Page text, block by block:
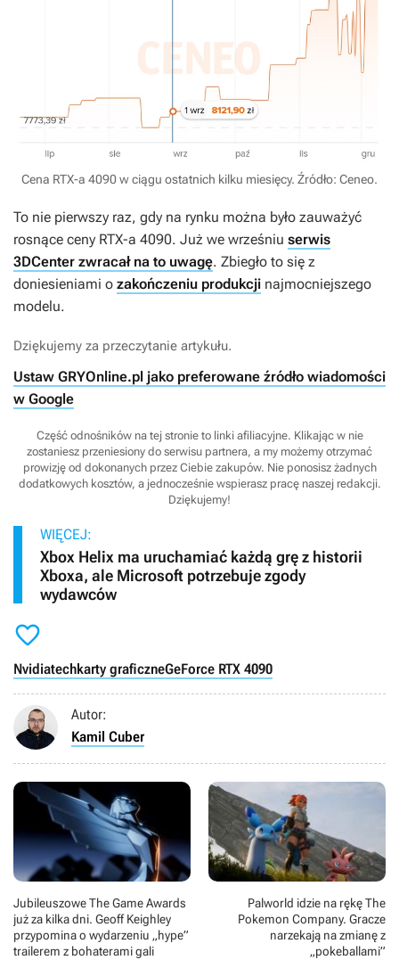
Cena RTX-a 4090 w ciągu ostatnich kilku miesięcy. Źródło: Ceneo.
To nie pierwszy raz, gdy na rynku można było zauważyć
rosnące ceny RTX-a 4090. Już we wrześniu serwis
3DCenter zwracał na to uwagę. Zbiegło to się z
doniesieniami o zakończeniu produkcji najmocniejszego
modelu.
Dziękujemy za przeczytanie artykułu.
Ustaw GRYOnline.pl jako preferowane źródło wiadomości
w Google
Część odnośników na tej stronie to linki afiliacyjne. Klikając w nie
zostaniesz przeniesiony do serwisu partnera, a my możemy otrzymać
prowizję od dokonanych przez Ciebie zakupów. Nie ponosisz żadnych
dodatkowych kosztów, a jednocześnie wspierasz pracę naszej redakcji.
Dziękujemy!
WIĘCEJ:
Xbox Helix ma uruchamiać każdą grę z historii
Xboxa, ale Microsoft potrzebuje zgody
wydawców

Nvidiatechkarty graficzneGeForce RTX 4090
Autor:
Kamil Cuber
Jubileuszowe The Game Awards
już za kilka dni. Geoff Keighley
przypomina o wydarzeniu „hype”
trailerem z bohaterami gali
Palworld idzie na rękę The
Pokemon Company. Gracze
narzekają na zmianę z
„pokeballami”